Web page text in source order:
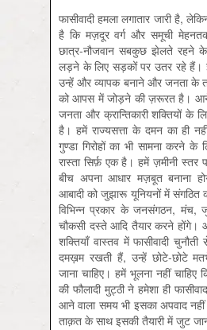
फासीवादी हमला लगातार जारी है,
है कि मज़दूर वर्ग और समूची
छात्र-नौजवान सबकुछ झेलते रहने
लड़ने के लिए सड़कों पर उतर रहे हैं।
उन्‍हें और व्‍यापक बनाने और जनता के
को आपस में जोड़ने की ज़रूरत है।
जनता और क्रान्तिकारी शक्तियों के
है। हमें राज्यसत्ता के दमन का ही
गुण्डा गिरोहों का भी सामना करने के
रास्ता सिर्फ़ एक है। हमें ज़मीनी स्तर
बीच अपना आधार मज़बूत बनाना
आबादी को जुझारू यूनियनों में
विभिन्न प्रकार के जनसंगठन, मंच,
चौकसी दस्ते आदि तैयार करने होंगे।
शक्तियाँ वास्तव में फासीवादी
दमख़म रखती हैं, उन्हें छोटे-छोटे
जाना चाहिए। हमें भूलना नहीं चाहिए
की फौलादी मुट्ठी ने हमेशा ही
आने वाला समय भी इसका अपवाद
ताक़त के साथ इसकी तैयारी में जुट